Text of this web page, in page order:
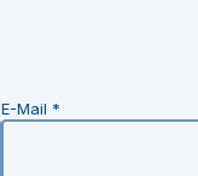
E-Mail *